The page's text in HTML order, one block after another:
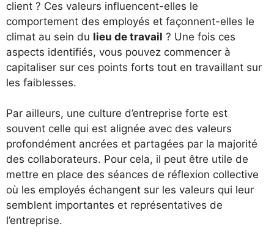
client ? Ces valeurs influencent-elles le
comportement des employés et façonnent-elles le
climat au sein du lieu de travail ? Une fois ces
aspects identifiés, vous pouvez commencer à
capitaliser sur ces points forts tout en travaillant sur
les faiblesses.
Par ailleurs, une culture d’entreprise forte est
souvent celle qui est alignée avec des valeurs
profondément ancrées et partagées par la majorité
des collaborateurs. Pour cela, il peut être utile de
mettre en place des séances de réflexion collective
où les employés échangent sur les valeurs qui leur
semblent importantes et représentatives de
l’entreprise.